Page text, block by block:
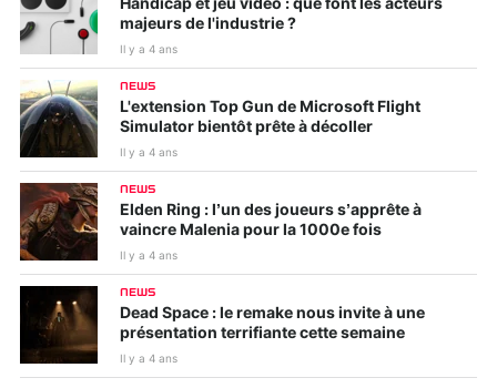
Handicap et jeu vidéo : que font les acteurs
majeurs de l'industrie ?
Il y a 4 ans
NEWS
L'extension Top Gun de Microsoft Flight
Simulator bientôt prête à décoller
Il y a 4 ans
NEWS
Elden Ring : l’un des joueurs s’apprête à
vaincre Malenia pour la 1000e fois
Il y a 4 ans
NEWS
Dead Space : le remake nous invite à une
présentation terrifiante cette semaine
Il y a 4 ans